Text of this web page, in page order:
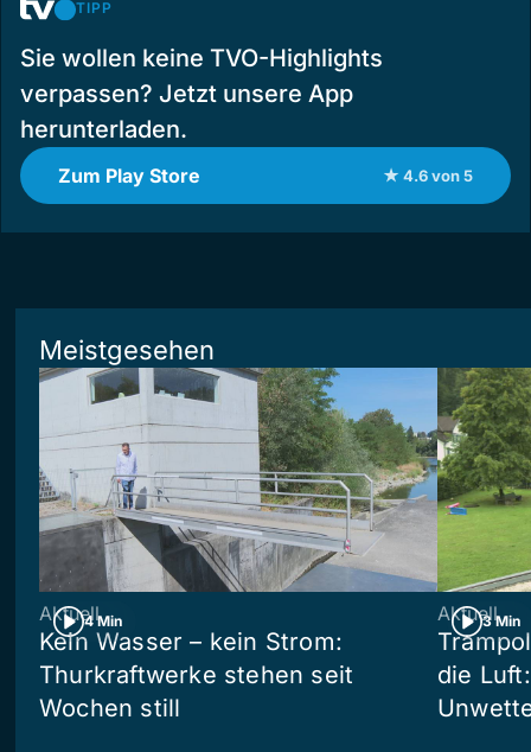
TIPP
Sie wollen keine TVO-Highlights
verpassen? Jetzt unsere App
herunterladen.
Zum Play Store ★ 4.6 von 5
Meistgesehen
4 Min
Aktuell
Kein Wasser – kein Strom:
Thurkraftwerke stehen seit
Wochen still
3 Min
Aktuell
die